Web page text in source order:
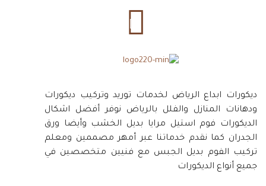
ديكورات ابداع الرياض لخدمات توريد وتركيب ديكورات
ودهانات المنازل والفلل بالرياض نوفر أفضل اشكال
الديكورات فوم استيل مرايا بديل الخشب وأيضا ورق
الجدران كما نقدم خدماتنا عبر أمهر مصممين ومعلم
تركيب الفوم بديل الجبس مع فنيين متخصصين في
جميع أنواع الديكورات